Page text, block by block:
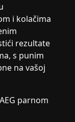
i kolačima
rezultate
s punim
na vašoj
parnom